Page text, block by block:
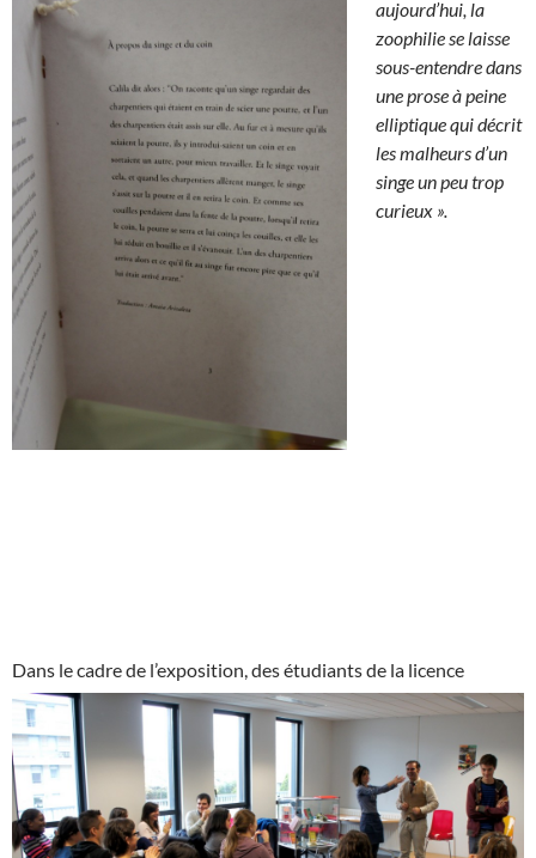
aujourd’hui, la
zoophilie se laisse
sous-entendre dans
une prose à peine
elliptique qui décrit
les malheurs d’un
singe un peu trop
curieux ».
Dans le cadre de l’exposition, des étudiants de la licence